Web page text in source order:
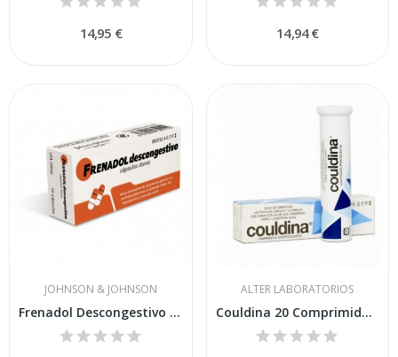
14,95 € 14,94 €
JOHNSON & JOHNSON
Frenadol Descongestivo Cápsulas Duras 16 Cápsulas
ALTER LABORATORIOS
Couldina 20 Comprimidos Efervescentes